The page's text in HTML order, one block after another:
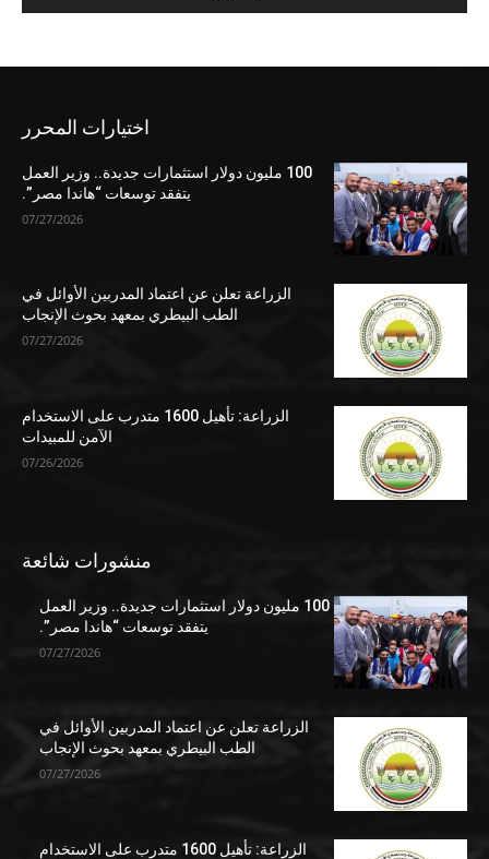
اختيارات المحرر
100 مليون دولار استثمارات جديدة.. وزير العمل
يتفقد توسعات “هاندا مصر”.
07/27/2026
الزراعة تعلن عن اعتماد المدربين الأوائل في
الطب البيطري بمعهد بحوث الإنجاب
07/27/2026
الزراعة: تأهيل 1600 متدرب على الاستخدام
الآمن للمبيدات
07/26/2026
منشورات شائعة
100 مليون دولار استثمارات جديدة.. وزير العمل
يتفقد توسعات “هاندا مصر”.
07/27/2026
الزراعة تعلن عن اعتماد المدربين الأوائل في
الطب البيطري بمعهد بحوث الإنجاب
07/27/2026
الزراعة: تأهيل 1600 متدرب على الاستخدام